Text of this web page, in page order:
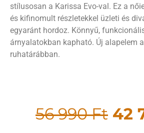
stílusosan a Karissa Evo-val. Ez a
és kifinomult részletekkel üzleti és
egyaránt hordoz. Könnyű,
árnyalatokban kapható. Új alapelem
ruhatárábban.
56 990Ft 42